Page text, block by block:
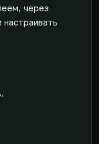
через